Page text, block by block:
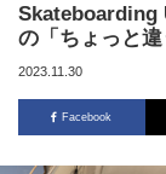
Skateboarding
の「ちょっと
2023.11.30
Facebook